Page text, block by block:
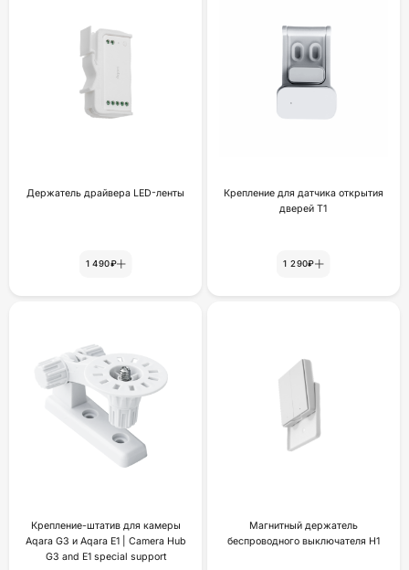
Держатель драйвера LED-ленты
1 490₽
Крепление для датчика открытия
дверей Т1
1 290₽
Крепление-штатив для камеры
Aqara G3 и Aqara E1 | Camera Hub
G3 and E1 special support
Магнитный держатель
беспроводного выключателя H1